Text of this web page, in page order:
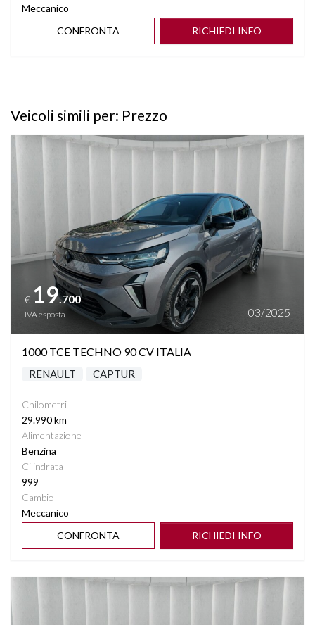
Meccanico
CONFRONTA
RICHIEDI INFO
Veicoli simili per: Prezzo
Vedi dettagli
€ 19.700
IVA esposta 03/2025
1000 TCE TECHNO 90 CV ITALIA
RENAULT CAPTUR
Chilometri
29.990 km
Alimentazione
Benzina
Cilindrata
999
Cambio
Meccanico
CONFRONTA
RICHIEDI INFO